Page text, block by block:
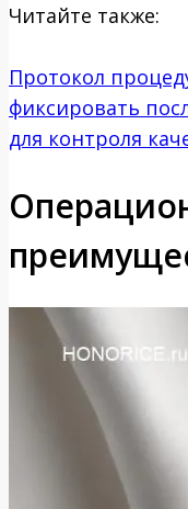
Читайте также:
Протокол
фиксировать
для контроля